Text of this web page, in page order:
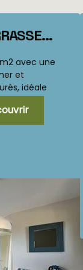
avec une
et
idéale
auss...